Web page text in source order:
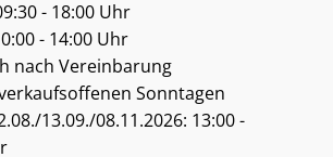
- 18:00 Uhr
- 14:00 Uhr
nach Vereinbarung
Sonntagen
13.09./08.11.2026: 13:00 -